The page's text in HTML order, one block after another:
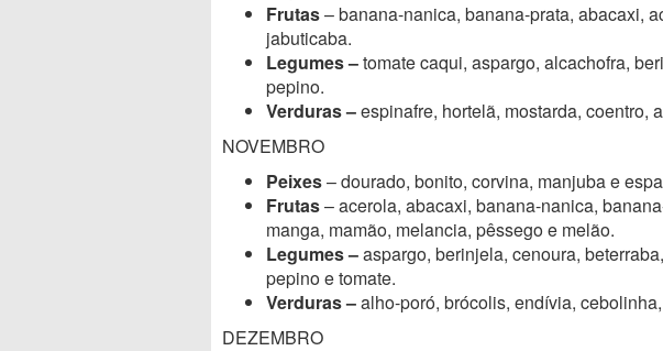
Frutas– banana-nanica, banana-prata, abacaxi,
jabuticaba.
Legumes –tomate caqui, aspargo, alcachofra,
pepino.
Verduras –espinafre, hortelã, mostarda, coentro,
NOVEMBRO
Peixes– dourado, bonito, corvina, manjuba e
Frutas– acerola, abacaxi, banana-nanica,
manga, mamão, melancia, pêssego e melão.
Legumes –aspargo, berinjela, cenoura,
pepino e tomate.
Verduras –alho-poró, brócolis, endívia,
DEZEMBRO